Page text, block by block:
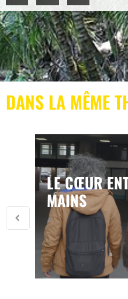
DANS LA MÊME
LE CŒUR
MAINS